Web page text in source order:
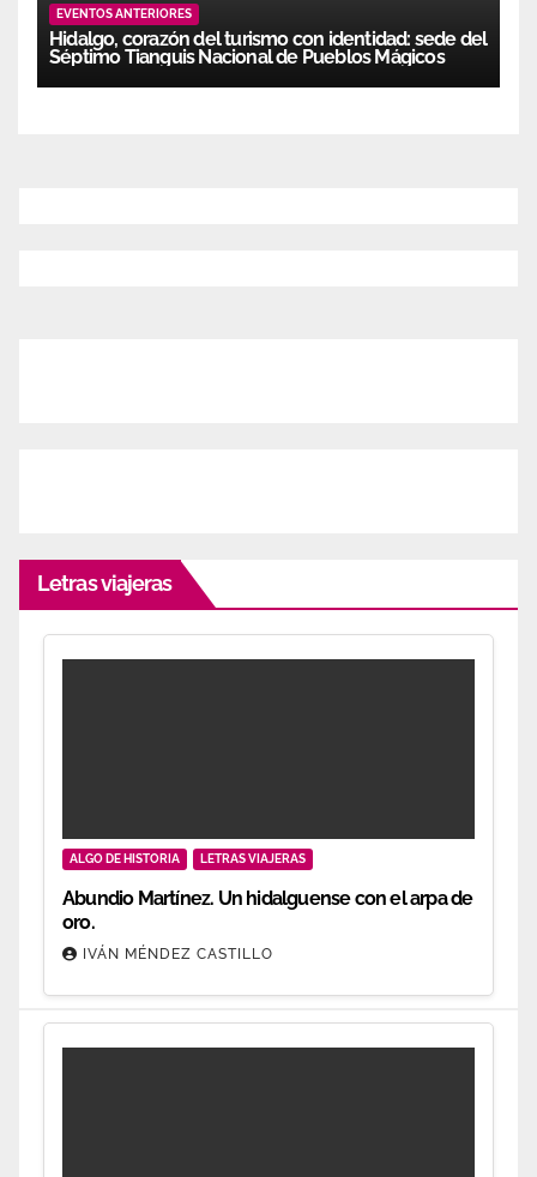
EVENTOS ANTERIORES
Hidalgo, corazón del turismo con identidad: sede del
Séptimo Tianguis Nacional de Pueblos Mágicos
Letras viajeras
ALGO DE HISTORIA LETRAS VIAJERAS
Abundio Martínez. Un hidalguense con el arpa de
oro.
IVÁN MÉNDEZ CASTILLO